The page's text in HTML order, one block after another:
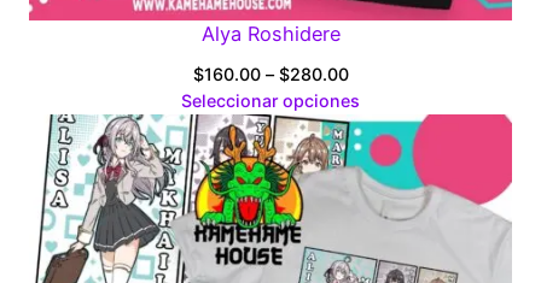
Alya Roshidere
$160.00 – $280.00Price
range:
$160.00
through
$280.00
Seleccionar opciones